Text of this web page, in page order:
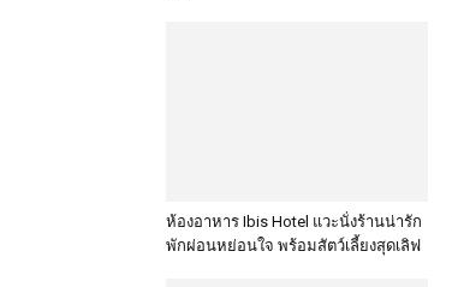
ห้องอาหาร Ibis Hotel แวะนั่งร้านน่ารัก
พักผ่อนหย่อนใจ พร้อมสัตว์เลี้ยงสุดเลิฟ